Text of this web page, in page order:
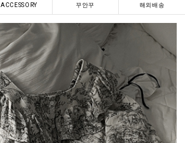
ACCESSORY 꾸안꾸 해외배송